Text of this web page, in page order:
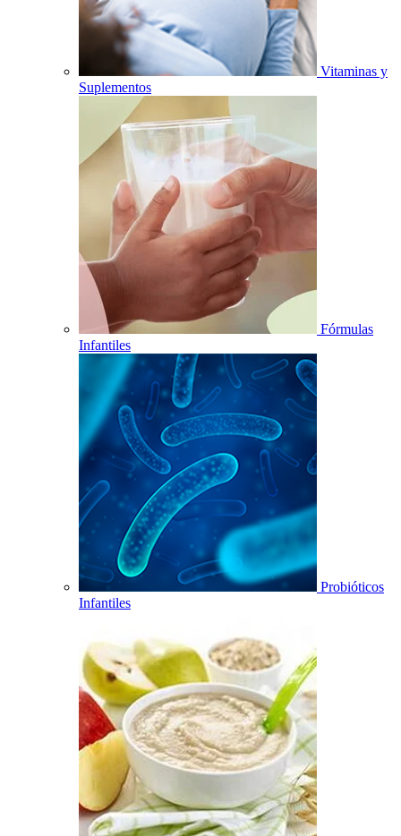
Vitaminas y
Suplementos
Fórmulas
Infantiles
Probióticos
Infantiles